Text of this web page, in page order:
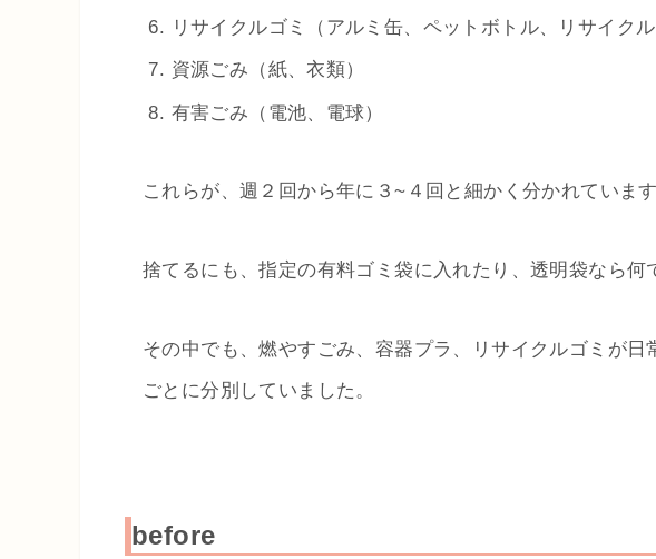
リサイクルゴミ（アルミ缶、ペットボトル、リサイクル
資源ごみ（紙、衣類）
有害ごみ（電池、電球）
これらが、週２回から年に３~４回と細かく分かれています
捨てるにも、指定の有料ゴミ袋に入れたり、透明袋なら何
その中でも、燃やすごみ、容器プラ、リサイクルゴミが
ごとに分別していました。
before